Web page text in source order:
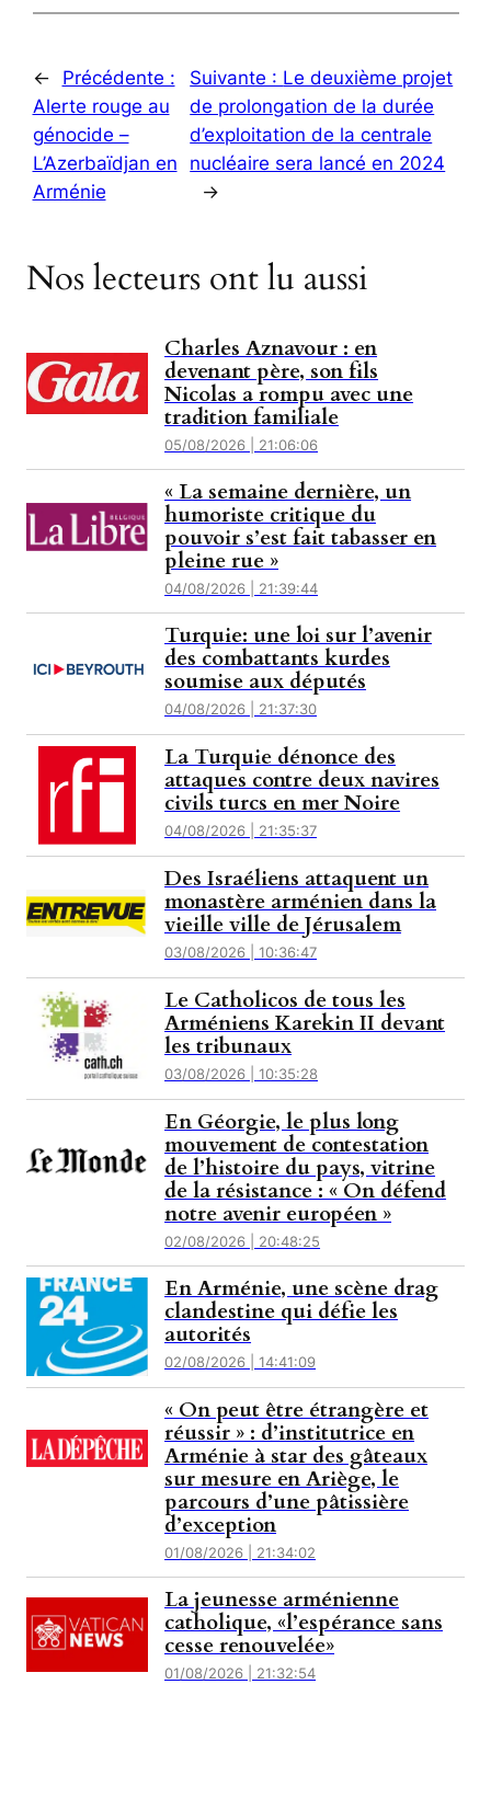
←
Précédente :
Alerte rouge au
génocide –
L’Azerbaïdjan en
Arménie
Suivante : Le deuxième projet
de prolongation de la durée
d’exploitation de la centrale
nucléaire sera lancé en 2024
→
Nos lecteurs ont lu aussi
Charles Aznavour : en
devenant père, son fils
Nicolas a rompu avec une
tradition familiale
05/08/2026 | 21:06:06
« La semaine dernière, un
humoriste critique du
pouvoir s’est fait tabasser en
pleine rue »
04/08/2026 | 21:39:44
Turquie: une loi sur l’avenir
des combattants kurdes
soumise aux députés
04/08/2026 | 21:37:30
La Turquie dénonce des
attaques contre deux navires
civils turcs en mer Noire
04/08/2026 | 21:35:37
Des Israéliens attaquent un
monastère arménien dans la
vieille ville de Jérusalem
03/08/2026 | 10:36:47
Le Catholicos de tous les
Arméniens Karekin II devant
les tribunaux
03/08/2026 | 10:35:28
En Géorgie, le plus long
mouvement de contestation
de l’histoire du pays, vitrine
de la résistance : « On défend
notre avenir européen »
02/08/2026 | 20:48:25
En Arménie, une scène drag
clandestine qui défie les
autorités
02/08/2026 | 14:41:09
« On peut être étrangère et
réussir » : d’institutrice en
Arménie à star des gâteaux
sur mesure en Ariège, le
parcours d’une pâtissière
d’exception
01/08/2026 | 21:34:02
La jeunesse arménienne
catholique, «l’espérance sans
cesse renouvelée»
01/08/2026 | 21:32:54